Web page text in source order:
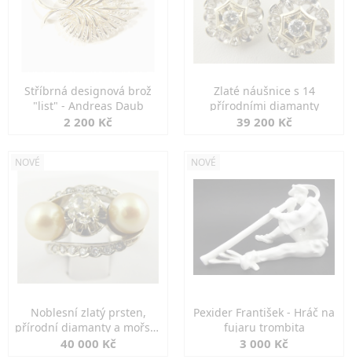
Stříbrná designová brož
"list" - Andreas Daub
2 200 Kč
Zlaté náušnice s 14
přírodními diamanty
39 200 Kč
NOVÉ
Noblesní zlatý prsten,
přírodní diamanty a mořské
perly
40 000 Kč
NOVÉ
Pexider František - Hráč na
fujaru trombita
3 000 Kč